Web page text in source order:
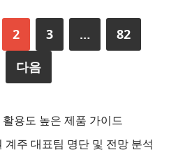
2 3 …
82
다음
용도 높은 제품 가이드
주 대표팀 명단 및 전망 분석